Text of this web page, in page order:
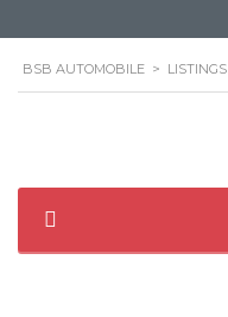
BSB AUTOMOBILE > LISTINGS